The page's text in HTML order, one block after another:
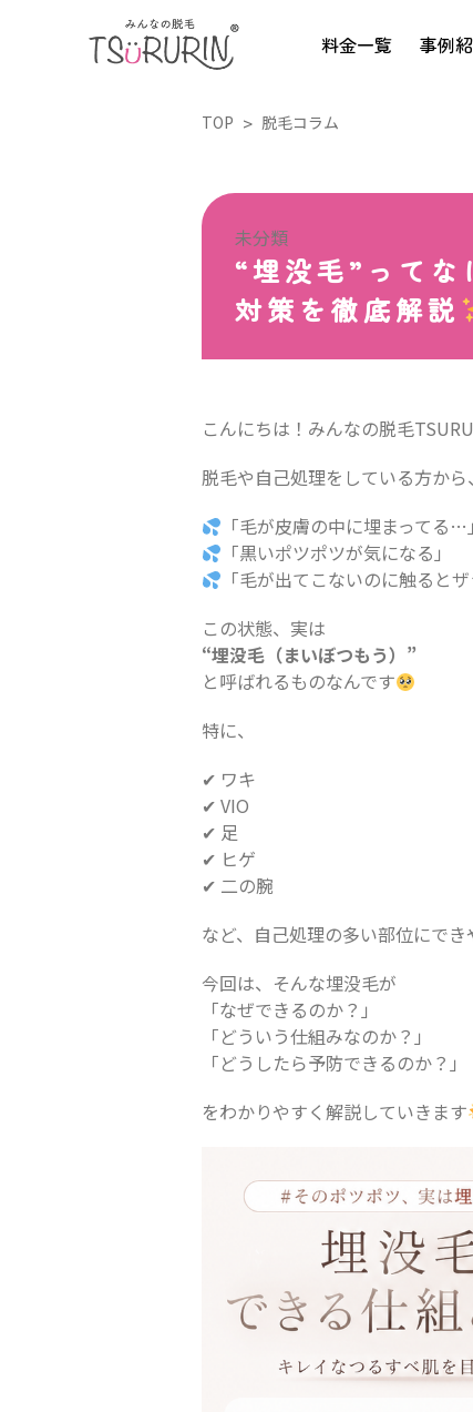
料金一覧 事例
TOP 脱毛コラム
未分類
“埋没毛”って
対策を徹底解説
こんにちは！みんなの脱毛
脱毛や自己処理をしている方か
「毛が皮膚の中に埋まってる…」
「黒いポツポツが気になる」
「毛が出てこないのに触るとザ
この状態、実は
“埋没毛（まいぼつもう）”
と呼ばれるものなんです
特に、
✔ ワキ
✔ VIO
✔ 足
✔ ヒゲ
✔ 二の腕
など、自己処理の多い部位にで
今回は、そんな埋没毛が
「なぜできるのか？」
「どういう仕組みなのか？」
「どうしたら予防できるのか？」
をわかりやすく解説していきます